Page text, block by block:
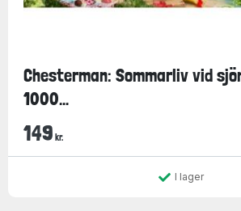
Chesterman: Sommarliv vid
1000...
149 kr.
I lager